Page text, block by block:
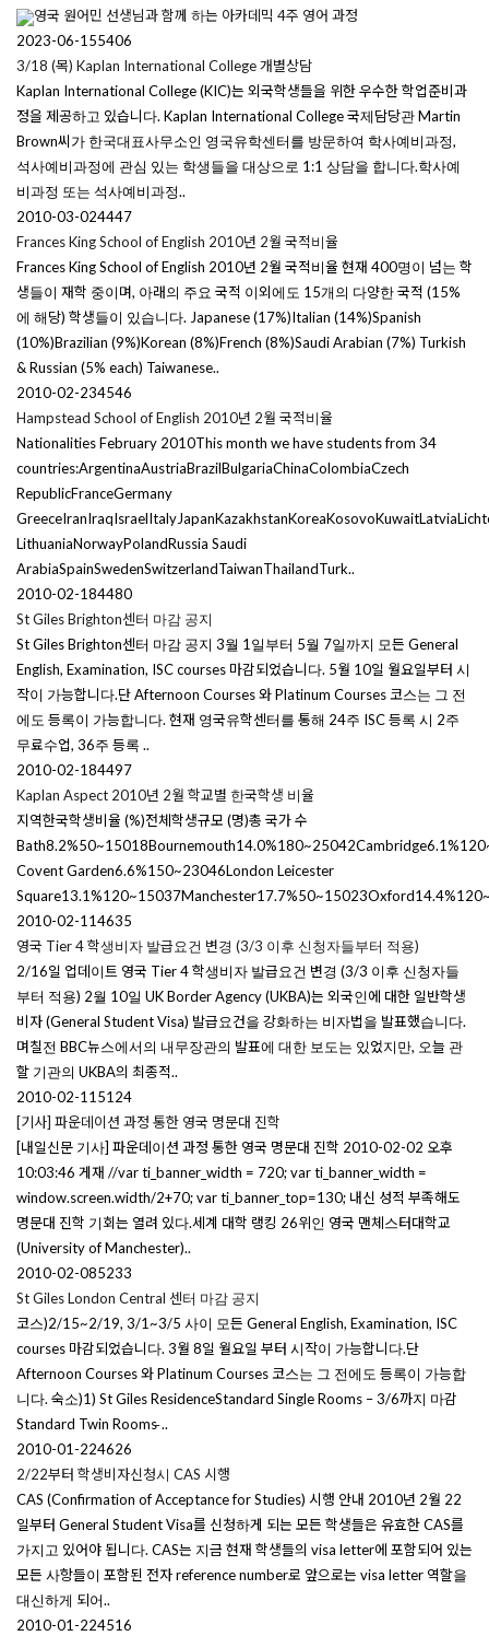
영국 원어민 선생님과 함께 하는 아카데믹 4주 영어 과정
2023-06-155406
3/18 (목) Kaplan International College 개별상담
Kaplan International College (KIC)는 외국학생들을 위한 우수한 학업준비과
정을 제공하고 있습니다. Kaplan International College 국제담당관 Martin
Brown씨가 한국대표사무소인 영국유학센터를 방문하여 학사예비과정,
석사예비과정에 관심 있는 학생들을 대상으로 1:1 상담을 합니다.학사예
비과정 또는 석사예비과정..
2010-03-024447
Frances King School of English 2010년 2월 국적비율
Frances King School of English 2010년 2월 국적비율 현재 400명이 넘는 학
생들이 재학 중이며, 아래의 주요 국적 이외에도 15개의 다양한 국적 (15%
에 해당) 학생들이 있습니다. Japanese (17%)Italian (14%)Spanish
(10%)Brazilian (9%)Korean (8%)French (8%)Saudi Arabian (7%) Turkish
& Russian (5% each) Taiwanese..
2010-02-234546
Hampstead School of English 2010년 2월 국적비율
Nationalities February 2010This month we have students from 34
countries:ArgentinaAustriaBrazilBulgariaChinaColombiaCzech
RepublicFranceGermany
LithuaniaNorwayPolandRussia Saudi
ArabiaSpainSwedenSwitzerlandTaiwanThailandTurk..
2010-02-184480
St Giles Brighton센터 마감 공지
St Giles Brighton센터 마감 공지 3월 1일부터 5월 7일까지 모든 General
English, Examination, ISC courses 마감되었습니다. 5월 10일 월요일부터 시
작이 가능합니다.단 Afternoon Courses 와 Platinum Courses 코스는 그 전
에도 등록이 가능합니다. 현재 영국유학센터를 통해 24주 ISC 등록 시 2주
무료수업, 36주 등록 ..
2010-02-184497
Kaplan Aspect 2010년 2월 학교별 한국학생 비율
지역한국학생비율 (%)전체학생규모 (명)총 국가 수
Covent Garden6.6%150~23046London Leicester
2010-02-114635
영국 Tier 4 학생비자 발급요건 변경 (3/3 이후 신청자들부터 적용)
2/16일 업데이트 영국 Tier 4 학생비자 발급요건 변경 (3/3 이후 신청자들
부터 적용) 2월 10일 UK Border Agency (UKBA)는 외국인에 대한 일반학생
비자 (General Student Visa) 발급요건을 강화하는 비자법을 발표했습니다.
며칠전 BBC뉴스에서의 내무장관의 발표에 대한 보도는 있었지만, 오늘 관
할 기관의 UKBA의 최종적..
2010-02-11 5124
[기사] 파운데이션 과정 통한 영국 명문대 진학
[내일신문 기사] 파운데이션 과정 통한 영국 명문대 진학 2010-02-02 오후
10:03:46 게재 //var ti_banner_width = 720; var ti_banner_width =
window.screen.width/2+70; var ti_banner_top=130; 내신 성적 부족해도
명문대 진학 기회는 열려 있다.세계 대학 랭킹 26위인 영국 맨체스터대학교
(University of Manchester)..
2010-02-085233
St Giles London Central 센터 마감 공지
코스)2/15~2/19, 3/1~3/5 사이 모든 General English, Examination, ISC
courses 마감되었습니다. 3월 8일 월요일 부터 시작이 가능합니다.단
Afternoon Courses 와 Platinum Courses 코스는 그 전에도 등록이 가능합
니다. 숙소)1) St Giles ResidenceStandard Single Rooms – 3/6까지 마감
Standard Twin Rooms ̵..
2010-01-224626
2/22부터 학생비자신청시 CAS 시행
CAS (Confirmation of Acceptance for Studies) 시행 안내 2010년 2월 22
일부터 General Student Visa를 신청하게 되는 모든 학생들은 유효한 CAS를
가지고 있어야 됩니다. CAS는 지금 현재 학생들의 visa letter에 포함되어 있는
모든 사항들이 포함된 전자 reference number로 앞으로는 visa letter 역할을
대신하게 되어..
2010-01-224516